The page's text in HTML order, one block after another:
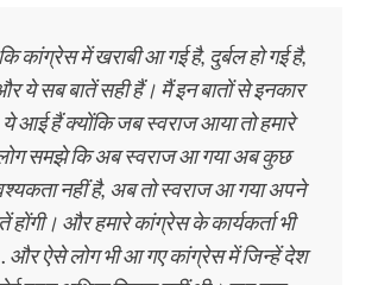
कांग्रेस में खराबी आ गई है, दुर्बल हो गई है,
ये सब बातें सही हैं। मैं इन बातों से इनकार
ये आई हैं क्योंकि जब स्वराज आया तो हमारे
समझे कि अब स्वराज आ गया अब कुछ
नहीं है, अब तो स्वराज आ गया अपने
और हमारे कांग्रेस के कार्यकर्ता भी
और ऐसे लोग भी आ गए कांग्रेस में जिन्हें देश